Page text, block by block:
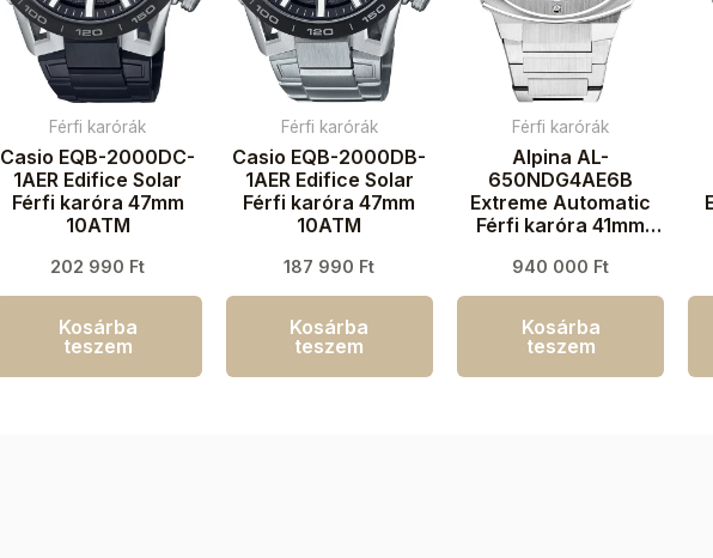
Férfi karórák
Casio EQB-2000DC-
1AER Edifice Solar
Férfi karóra 47mm
10ATM
202 990 Ft
Kosárba
teszem
Férfi karórák
Casio EQB-2000DB-
1AER Edifice Solar
Férfi karóra 47mm
10ATM
187 990 Ft
Kosárba
teszem
Férfi karórák
Alpina AL-
650NDG4AE6B
Extreme Automatic
Férfi karóra 41mm
940 000 Ft
Kosárba
teszem